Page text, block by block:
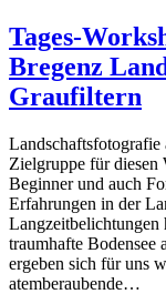
Tages-
Bregenz
Graufiltern
Zielgruppe für diesen
Beginner und auch
Erfahrungen in der
Langzeitbelichtungen
traumhafte Bodensee
ergeben sich für uns
atemberaubende…